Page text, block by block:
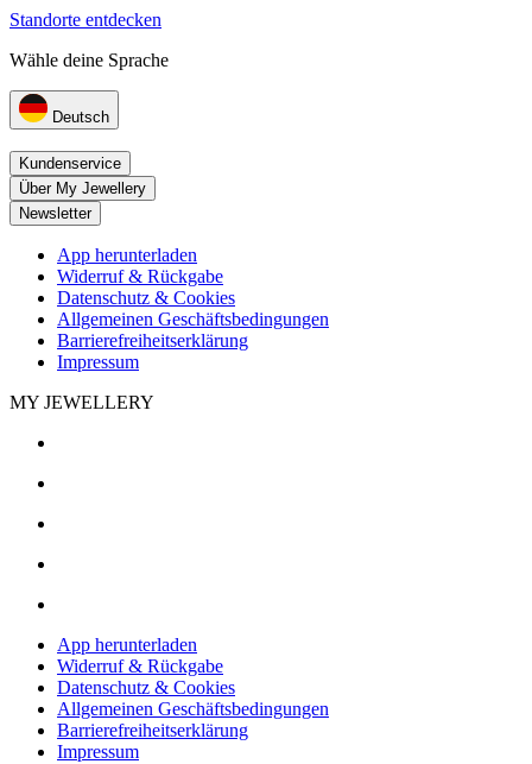
Standorte entdecken
Wähle deine Sprache
Deutsch
Kundenservice
Über My Jewellery
Newsletter
App herunterladen
Widerruf & Rückgabe
Datenschutz & Cookies
Allgemeinen Geschäftsbedingungen
Barrierefreiheitserklärung
Impressum
MY JEWELLERY
App herunterladen
Widerruf & Rückgabe
Datenschutz & Cookies
Allgemeinen Geschäftsbedingungen
Barrierefreiheitserklärung
Impressum